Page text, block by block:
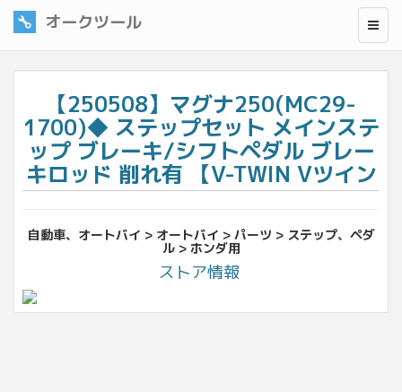
オークツール
【250508】マグナ250(MC29-
1700)◆ ステップセット メインステ
ップ ブレーキ/シフトペダル ブレー
キロッド 削れ有 【V-TWIN Vツイン
自動車、オートバイ > オートバイ > パーツ > ステップ、ペダ
ル > ホンダ用
ストア情報